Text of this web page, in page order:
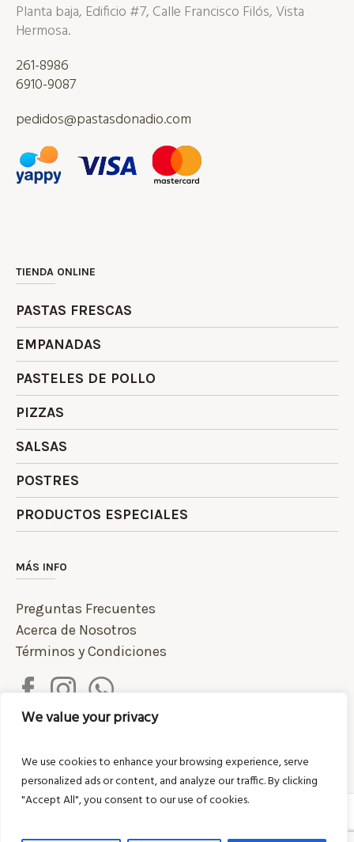
We value your privacy
We use cookies to enhance your browsing experience, serve
personalized ads or content, and analyze our traffic. By clicking
"Accept All", you consent to our use of cookies.
Planta baja, Edificio #7, Calle Francisco Filós, Vista
Hermosa.
261-8986
6910-9087
pedidos@pastasdonadio.com
TIENDA ONLINE
PASTAS FRESCAS
EMPANADAS
PASTELES DE POLLO
PIZZAS
SALSAS
POSTRES
PRODUCTOS ESPECIALES
MÁS INFO
Preguntas Frecuentes
Acerca de Nosotros
Términos y Condiciones